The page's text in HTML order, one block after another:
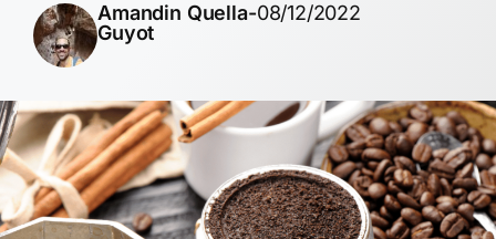
Amandin Quella-
Guyot
08/12/2022